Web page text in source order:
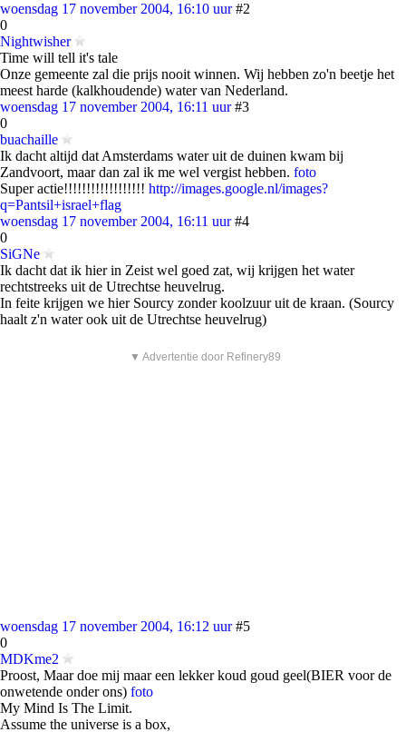
woensdag 17 november 2004, 16:10 uur #2
0
Nightwisher
Time will tell it's tale
Onze gemeente zal die prijs nooit winnen. Wij hebben zo'n beetje het
meest harde (kalkhoudende) water van Nederland.
woensdag 17 november 2004, 16:11 uur #3
0
buachaille
Ik dacht altijd dat Amsterdams water uit de duinen kwam bij
Zandvoort, maar dan zal ik me wel vergist hebben. foto
Super actie!!!!!!!!!!!!!!!!!! http://images.google.nl/images?
q=Pantsil+israel+flag
woensdag 17 november 2004, 16:11 uur #4
0
SiGNe
Ik dacht dat ik hier in Zeist wel goed zat, wij krijgen het water
rechtstreeks uit de Utrechtse heuvelrug.
In feite krijgen we hier Sourcy zonder koolzuur uit de kraan. (Sourcy
haalt z'n water ook uit de Utrechtse heuvelrug)
▼ Advertentie door Refinery89
woensdag 17 november 2004, 16:12 uur #5
0
MDKme2
Proost, Maar doe mij maar een lekker koud goud geel(BIER voor de
onwetende onder ons) foto
My Mind Is The Limit.
Assume the universe is a box,